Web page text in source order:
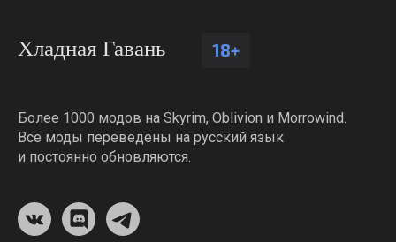
Хладная Гавань 18+
Более 1000 модов на Skyrim, Oblivion и Morrowind.
Все моды переведены на русский язык
и постоянно обновляются.